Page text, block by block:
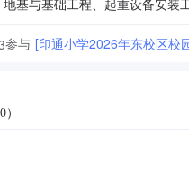
参与 [印通小学2026年东校区校
）